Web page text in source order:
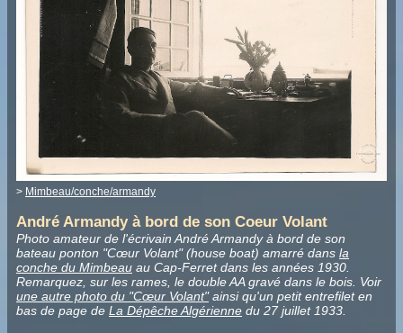
> Mimbeau/conche/armandy
André Armandy à bord de son Coeur Volant
Photo amateur de l'écrivain André Armandy à bord de son
bateau ponton "Cœur Volant" (house boat) amarré dans la
conche du Mimbeau au Cap-Ferret dans les années 1930.
Remarquez, sur les rames, le double AA gravé dans le bois. Voir
une autre photo du "Cœur Volant"ainsi qu'un petit entrefilet en
bas de page de La Dépêche Algérienne du 27 juillet 1933.